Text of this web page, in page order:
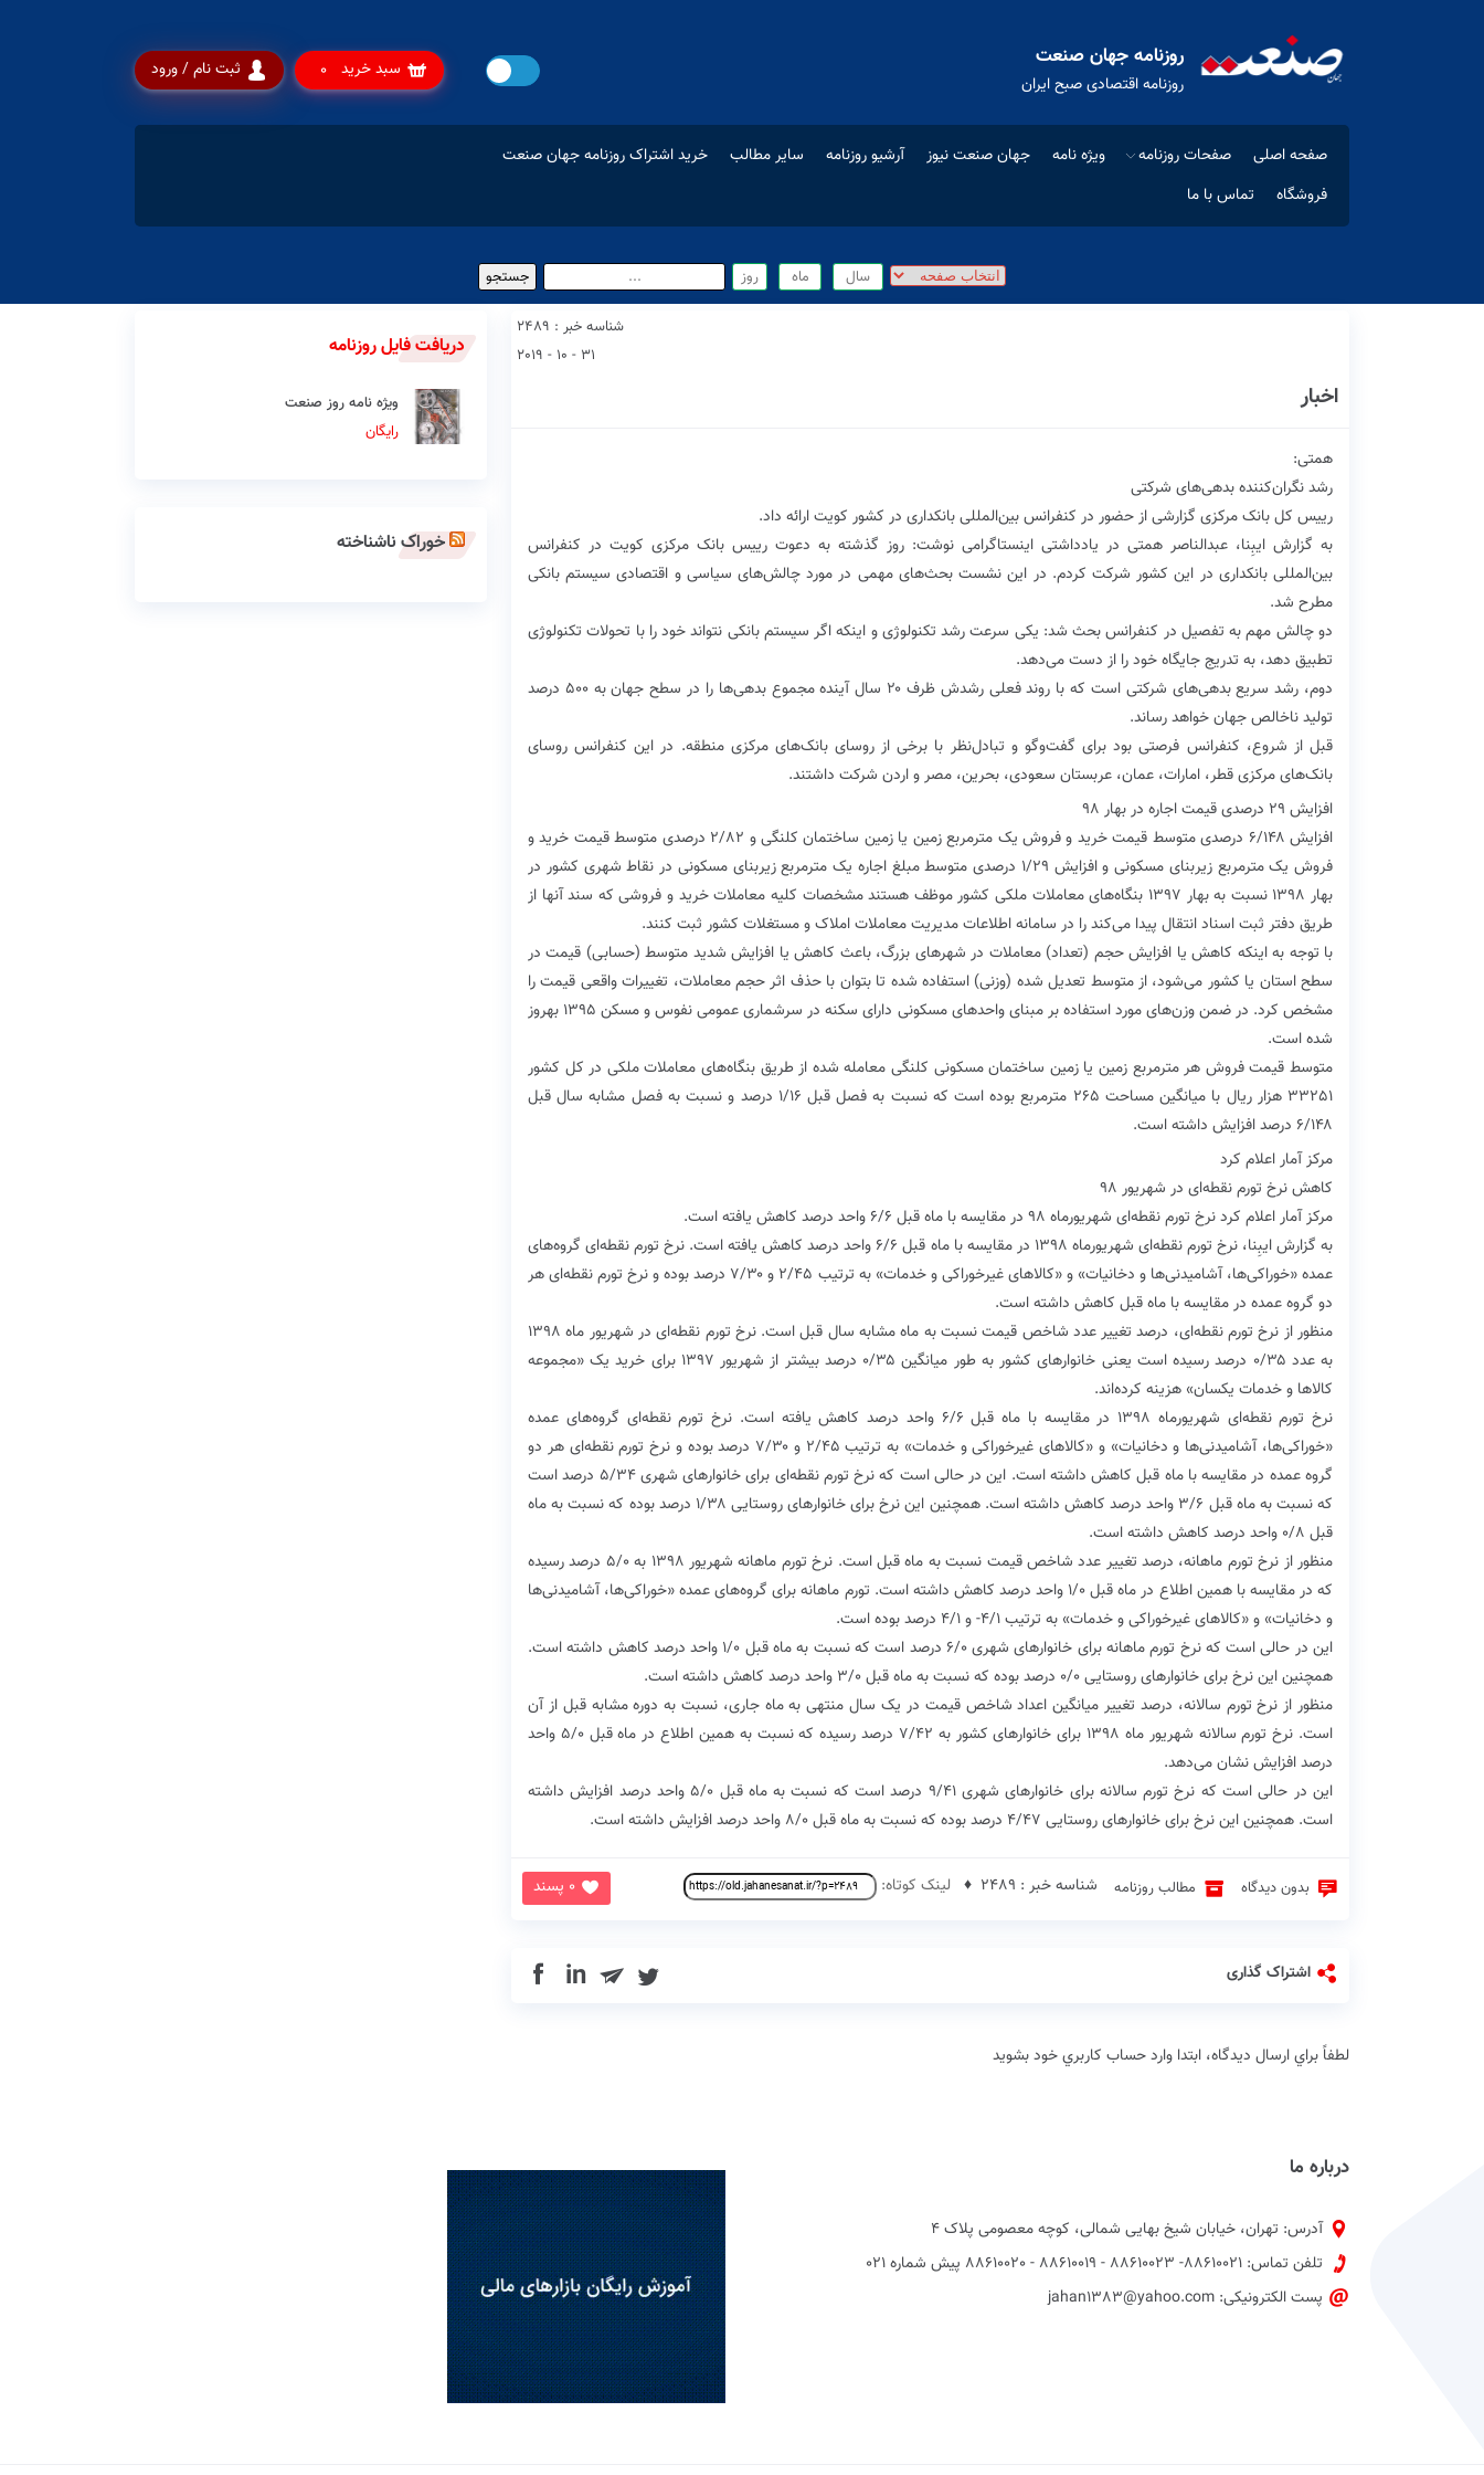
روزنامه جهان صنعت
روزنامه اقتصادی صبح ایران
ثبت نام / ورود سبد خرید 0
صفحه اصلی صفحات روزنامه ویژه نامه جهان صنعت نیوز آرشیو روزنامه سایر مطالب
خرید اشتراک روزنامه جهان صنعت
فروشگاه
تماس با ما
شناسه خبر : 2489
31 - 10 - 2019
اخبار
همتی:
رشد نگران‌کننده بدهی‌های شرکتی
رییس کل بانک مرکزی گزارشی از حضور در کنفرانس بین‌المللی بانکداری در کشور کویت ارائه داد.
به گزارش ایبِنا، عبدالناصر همتی در یادداشتی اینستاگرامی نوشت: روز گذشته به دعوت رییس بانک مرکزی کویت در کنفرانس
بین‌المللی بانکداری در این کشور شرکت کردم. در این نشست بحث‌های مهمی در مورد چالش‌های سیاسی و اقتصادی سیستم بانکی
مطرح شد.
دو چالش مهم به تفصیل در کنفرانس بحث شد: یکی سرعت رشد تکنولوژی و اینکه اگر سیستم بانکی نتواند خود را با تحولات تکنولوژی
تطبیق دهد، به تدریج جایگاه خود را از دست می‌دهد.
دوم، رشد سریع بدهی‌های شرکتی است که با روند فعلی رشدش ظرف ۲۰ سال آینده مجموع بدهی‌ها را در سطح جهان به ۵۰۰ درصد
تولید ناخالص جهان خواهد رساند.
قبل از شروع، کنفرانس فرصتی بود برای گفت‌وگو و تبادل‌نظر با برخی از روسای بانک‌های مرکزی منطقه. در این کنفرانس روسای
بانک‌های مرکزی قطر، امارات، عمان، عربستان سعودی، بحرین، مصر و اردن شرکت داشتند.
افزایش ۲۹ درصدی قیمت اجاره در بهار ۹۸
افزایش ۶/۱۴۸ درصدی متوسط قیمت خرید و فروش یک مترمربع زمین یا زمین ساختمان کلنگی و ۲/۸۲ درصدی متوسط قیمت خرید و
فروش یک مترمربع زیربنای مسکونی و افزایش ۱/۲۹ درصدی متوسط مبلغ اجاره‎ یک مترمربع زیربنای مسکونی در نقاط شهری کشور در
بهار ١٣٩٨ نسبت به بهار ١٣٩٧ بنگاه‌های معاملات ملکی کشور موظف هستند مشخصات کلیه‎ معاملات خرید و فروشی که سند آنها از
طریق دفتر ثبت اسناد انتقال پیدا می‌کند را در سامانه‎ اطلاعات مدیریت معاملات املاک و مستغلات کشور ثبت کنند.
با توجه به اینکه کاهش یا افزایش حجم (تعداد) معاملات در شهرهای بزرگ، باعث کاهش یا افزایش شدید متوسط (حسابی) قیمت در
سطح استان یا کشور می‌شود، از متوسط تعدیل شده (وزنی) استفاده شده تا بتوان با حذف اثر حجم معاملات، تغییرات واقعی قیمت را
مشخص کرد. در ضمن وزن‌های مورد استفاده بر مبنای واحدهای مسکونی دارای سکنه در سرشماری عمومی نفوس و مسکن ١٣٩۵ به‎روز
شده است.
متوسط قیمت فروش هر مترمربع زمین یا زمین ساختمان مسکونی کلنگی معامله شده از طریق بنگاه‌های معاملات ملکی در کل کشور
٣٣٢۵١ هزار ریال با میانگین مساحت ٢۶۵ مترمربع بوده است که نسبت به فصل قبل ۱/۱۶ درصد و نسبت به فصل مشابه سال قبل
۶/۱۴۸ درصد افزایش داشته است.
مرکز آمار اعلام کرد
کاهش نرخ تورم نقطه‌ای در شهریور ۹۸
مرکز آمار اعلام کرد نرخ تورم نقطه‌ای شهریورماه ۹۸ در مقایسه با ماه قبل ۶/۶ واحد درصد کاهش یافته است.
به گزارش ایبِنا، نرخ تورم نقطه‌ای شهریورماه ١٣٩٨ در مقایسه با ماه قبل ۶/۶ واحد درصد کاهش یافته است. نرخ تورم نقطه‌ای گروه‌های
عمده «خوراکی‌ها، آشامیدنی‌ها و دخانیات» و «کالاهای غیرخوراکی و خدمات» به ترتیب ۲/۴۵ و ۷/۳۰ درصد بوده و نرخ تورم نقطه‌ای هر
دو گروه عمده در مقایسه با ماه قبل کاهش داشته است.
منظور از نرخ تورم نقطه‌ای، درصد تغییر عدد شاخص قیمت نسبت به ماه مشابه سال قبل است. نرخ تورم نقطه‌ای در شهریور ماه ١٣٩٨
به عدد ۰/۳۵ درصد رسیده است یعنی خانوارهای کشور به طور میانگین ۰/۳۵ درصد بیشتر از شهریور ١٣٩٧ برای خرید یک «مجموعه
کالاها و خدمات یکسان» هزینه کرده‌اند.
نرخ تورم نقطه‌ای شهریورماه ١٣٩٨ در مقایسه با ماه قبل ۶/۶ واحد درصد کاهش یافته است. نرخ تورم نقطه‌ای گروه‌های عمده
«خوراکی‌ها، آشامیدنی‌ها و دخانیات» و «کالاهای غیرخوراکی و خدمات» به ترتیب ۲/۴۵ و ۷/۳۰ درصد بوده و نرخ تورم نقطه‌ای هر دو
گروه عمده در مقایسه با ماه قبل کاهش داشته است. این در حالی است که نرخ تورم نقطه‌ای برای خانوارهای شهری ۵/۳۴ درصد است
که نسبت به ماه قبل ۳/۶ واحد درصد کاهش داشته است. همچنین این نرخ برای خانوارهای روستایی ۱/۳۸ درصد بوده که نسبت به ماه
قبل ۰/۸ واحد درصد کاهش داشته است.
منظور از نرخ تورم ماهانه، درصد تغییر عدد شاخص قیمت نسبت به ماه قبل است. نرخ تورم ماهانه شهریور ١٣٩٨ به ۵/۰ درصد رسیده
که در مقایسه با همین اطلاع در ماه قبل ۱/۰ واحد درصد کاهش داشته است. تورم ماهانه برای گروه‌های عمده «خوراکی‌ها، آشامیدنی‌ها
و دخانیات» و «کالاهای غیرخوراکی و خدمات» به ترتیب ۴/۱- و ۴/۱ درصد بوده است.
این در حالی است که نرخ تورم ماهانه برای خانوارهای شهری ۶/۰ درصد است که نسبت به ماه قبل ۱/۰ واحد درصد کاهش داشته است.
همچنین این نرخ برای خانوارهای روستایی ۰/۰ درصد بوده که نسبت به ماه قبل ۳/۰ واحد درصد کاهش داشته است.
منظور از نرخ تورم سالانه، درصد تغییر میانگین اعداد شاخص قیمت در یک سال منتهی به ماه جاری، نسبت به دوره مشابه قبل از آن
است. نرخ تورم سالانه شهریور ماه ١٣٩٨ برای خانوارهای کشور به ۷/۴۲ درصد رسیده که نسبت به همین اطلاع در ماه قبل ۵/۰ واحد
درصد افزایش نشان می‌دهد.
این در حالی است که نرخ تورم سالانه برای خانوارهای شهری ۹/۴۱ درصد است که نسبت به ماه قبل ۵/۰ واحد درصد افزایش داشته
است. همچنین این نرخ برای خانوارهای روستایی ۴/۴۷ درصد بوده که نسبت به ماه قبل ۸/۰ واحد درصد افزایش داشته است.
بدون دیدگاه مطالب روزنامه 0 پسند شناسه خبر : 2489 ♦ لینک کوتاه:
اشتراک گذاری in
لطفاً براي ارسال دیدگاه، ابتدا وارد حساب كاربري خود بشويد
دریافت فایل روزنامه
ویژه نامه روز صنعت
رایگان
خوراک ناشناخته
درباره ما
آدرس: تهران، خیابان شیخ بهایی شمالی، کوچه معصومی پلاک 4
تلفن تماس: 88610021- 88610023 - 88610019 - 88610020 پیش شماره 021
پست الکترونیکی: jahan1383@yahoo.com